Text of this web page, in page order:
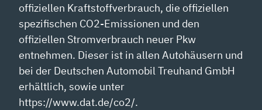
offiziellen Kraftstoffverbrauch, die offiziellen
spezifischen CO2-Emissionen und den
offiziellen Stromverbrauch neuer Pkw
entnehmen. Dieser ist in allen Autohäusern und
bei der Deutschen Automobil Treuhand GmbH
erhältlich, sowie unter
https://www.dat.de/co2/.